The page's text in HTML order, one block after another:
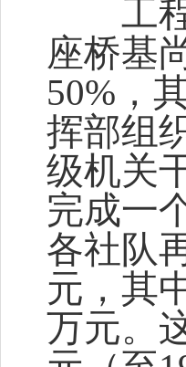
工程
座桥基
50%，
挥部组
级机关
完成一
各社队
元，其
万元。